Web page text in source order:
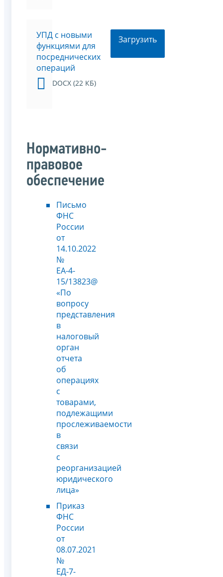
УПД с новыми
функциями для
посреднических
операций
DOCX (22 КБ)
Загрузить
Нормативно-
правовое
обеспечение
Письмо
ФНС
России
от
14.10.2022
№
ЕА-4-
15/13823@
«По
вопросу
представления
в
налоговый
орган
отчета
об
операциях
с
товарами,
подлежащими
прослеживаемости
в
связи
с
реорганизацией
юридического
лица»
Приказ
ФНС
России
от
08.07.2021
№
ЕД-7-